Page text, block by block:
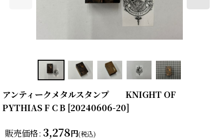
アンティークメタルスタンプ KNIGHT OF
PYTHIAS F C B [20240606-20]
販売価格: 3,278円(税込)